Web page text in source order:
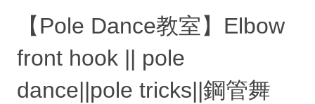
【Pole Dance教室】Elbow
front hook || pole
dance||pole tricks||鋼管舞